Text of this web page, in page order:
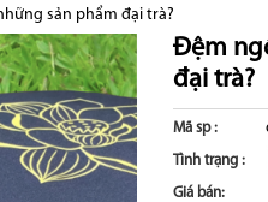
sản phẩm đại trà?
Đệm
đại trà?
Mã sp :
Tình trạng :
Giá bán: